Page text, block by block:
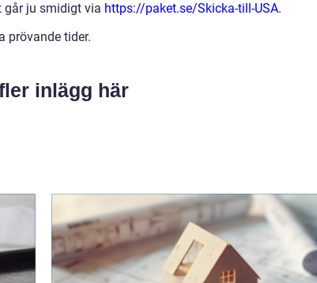
går ju smidigt via https://paket.se/Skicka-till-USA.
prövande tider.
inlägg här